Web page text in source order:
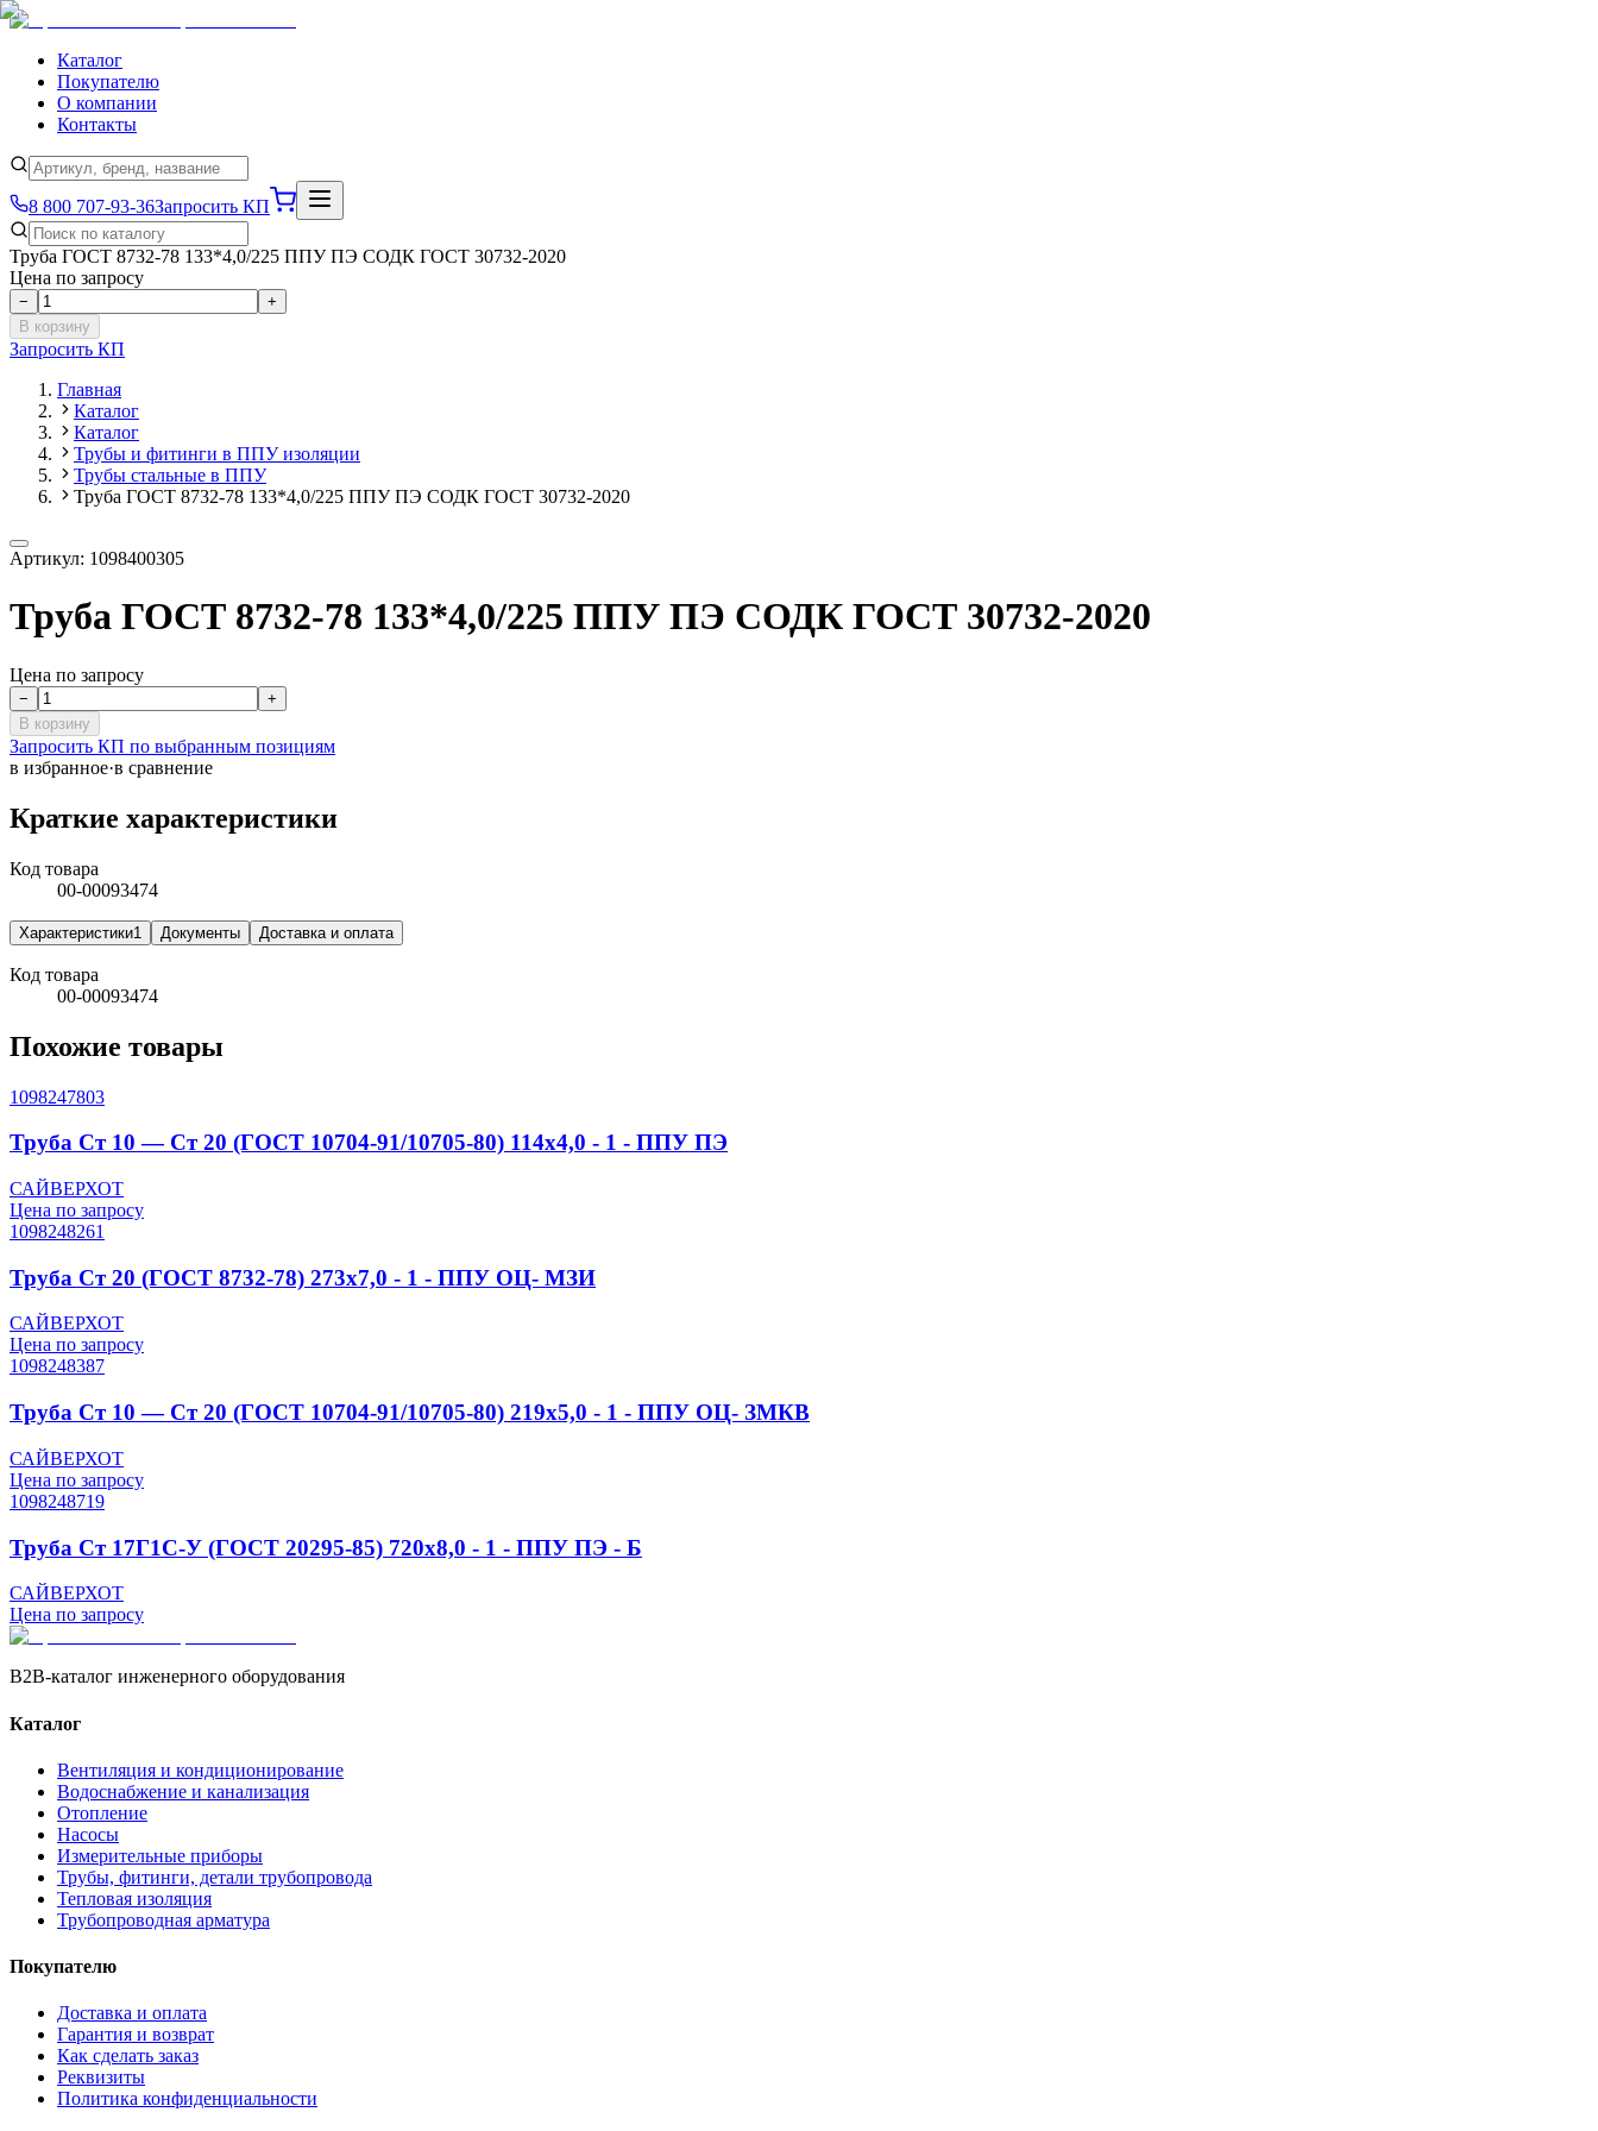
Каталог
Покупателю
О компании
Контакты
8 800 707-93-36Запросить КП
Труба ГОСТ 8732-78 133*4,0/225 ППУ ПЭ СОДК ГОСТ 30732-2020
Цена по запросу
−
+
В корзину
Запросить КП
Главная
Каталог
Каталог
Трубы и фитинги в ППУ изоляции
Трубы стальные в ППУ
Труба ГОСТ 8732-78 133*4,0/225 ППУ ПЭ СОДК ГОСТ 30732-2020
Артикул: 1098400305
Труба ГОСТ 8732-78 133*4,0/225 ППУ ПЭ СОДК ГОСТ 30732-2020
Цена по запросу
−
+
В корзину
Запросить КП по выбранным позициям
в избранное·в сравнение
Краткие характеристики
Код товара
00-00093474
Характеристики1 Документы Доставка и оплата
Код товара
00-00093474
Похожие товары
1098247803
Труба Ст 10 — Ст 20 (ГОСТ 10704-91/10705-80) 114x4,0 - 1 - ППУ ПЭ
САЙВЕРХОТ
Цена по запросу
1098248261
Труба Ст 20 (ГОСТ 8732-78) 273x7,0 - 1 - ППУ ОЦ- МЗИ
САЙВЕРХОТ
Цена по запросу
1098248387
Труба Ст 10 — Ст 20 (ГОСТ 10704-91/10705-80) 219x5,0 - 1 - ППУ ОЦ- ЗМКВ
САЙВЕРХОТ
Цена по запросу
1098248719
Труба Ст 17Г1С-У (ГОСТ 20295-85) 720x8,0 - 1 - ППУ ПЭ - Б
САЙВЕРХОТ
Цена по запросу
B2B-каталог инженерного оборудования
Каталог
Вентиляция и кондиционирование
Водоснабжение и канализация
Отопление
Насосы
Измерительные приборы
Трубы, фитинги, детали трубопровода
Тепловая изоляция
Трубопроводная арматура
Покупателю
Доставка и оплата
Гарантия и возврат
Как сделать заказ
Реквизиты
Политика конфиденциальности